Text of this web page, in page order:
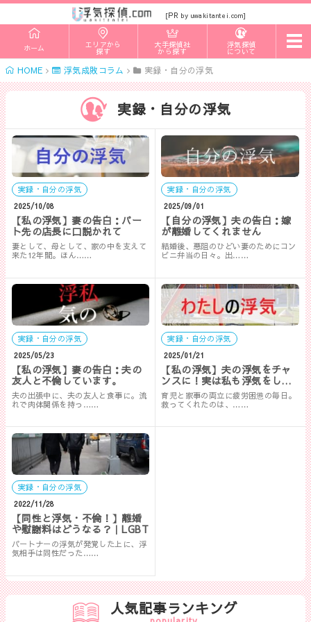
[PR by uwakitantei.com]
ホーム エリアから
探す
大手探偵社
から探す
浮気探偵
について
t
o
g
l
e
i
g
a
t
HOME 浮気成敗コラム 実録・自分の浮気
実録・自分の浮気
実録・自分の浮気
2025/10/08
【私の浮気】妻の告白：パー
ト先の店長に口説かれて
妻として、母として、家の中を支えて
来た12年間。ほん……
実録・自分の浮気
2025/09/01
【自分の浮気】夫の告白：嫁
が離婚してくれません
結婚後、悪阻のひどい妻のためにコン
ビニ弁当の日々。出……
実録・自分の浮気
2025/05/23
【私の浮気】妻の告白：夫の
友人と不倫しています。
夫の出張中に、夫の友人と食事に。流
れで肉体関係を持っ……
実録・自分の浮気
2025/01/21
【私の浮気】夫の浮気をチャ
ンスに！実は私も浮気をして
います
育児と家事の両立に疲労困憊の毎日。
救ってくれたのは、……
実録・自分の浮気
2022/11/28
【同性と浮気・不倫！】離婚
や慰謝料はどうなる？｜LGBT
パートナーの浮気が発覚した上に、浮
気相手は同性だった……
人気記事ランキング